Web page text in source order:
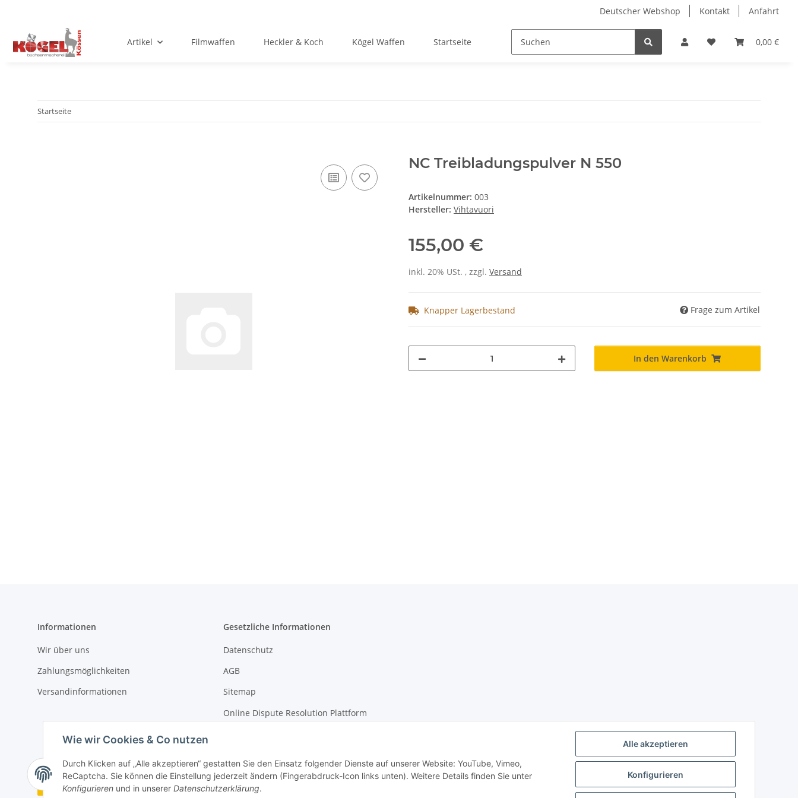
Alle akzeptieren
Konfigurieren
Wie wir Cookies & Co nutzen
Durch Klicken auf „Alle akzeptieren“ gestatten Sie den Einsatz folgender Dienste auf unserer Website: YouTube, Vimeo,
ReCaptcha. Sie können die Einstellung jederzeit ändern (Fingerabdruck-Icon links unten). Weitere Details finden Sie unter
Konfigurieren und in unserer Datenschutzerklärung.
Deutscher Webshop Kontakt Anfahrt
0,00 €
Artikel Filmwaffen Heckler & Koch Kögel Waffen Startseite
Startseite
NC Treibladungspulver N 550
Artikelnummer: 003
Hersteller: Vihtavuori
155,00 €
inkl. 20% USt. , zzgl. Versand
Knapper Lagerbestand Frage zum Artikel
In den Warenkorb
Informationen
Wir über uns
Zahlungsmöglichkeiten
Versandinformationen
Gesetzliche Informationen
Datenschutz
AGB
Sitemap
Online Dispute Resolution Plattform
Vertrag widerrufen